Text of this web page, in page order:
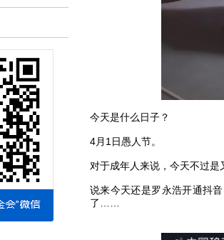
今天是什么日子？
4月1日愚人节。
对于成年人来说，今天不过
说来今天还是罗永浩开通抖
了……